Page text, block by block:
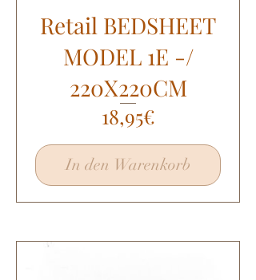
Retail BEDSHEET
MODEL 1E -/
220X220CM
18,95€Preis
In den Warenkorb